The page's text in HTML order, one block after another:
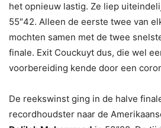
het opnieuw lastig. Ze liep
55″42. Alleen de eerste twee van
mochten samen met de twee
finale. Exit Couckuyt dus, die wel
voorbereiding kende door een
De reekswinst ging in de halve
recordhoudster naar de